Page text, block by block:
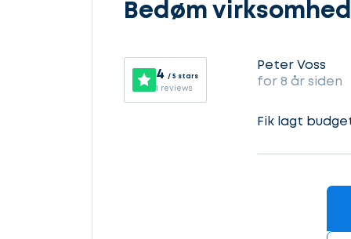
Bedøm
4 / 5 stars
1 reviews
Peter Voss
for 8 år siden
Fik lagt
Kontaktoplysninger